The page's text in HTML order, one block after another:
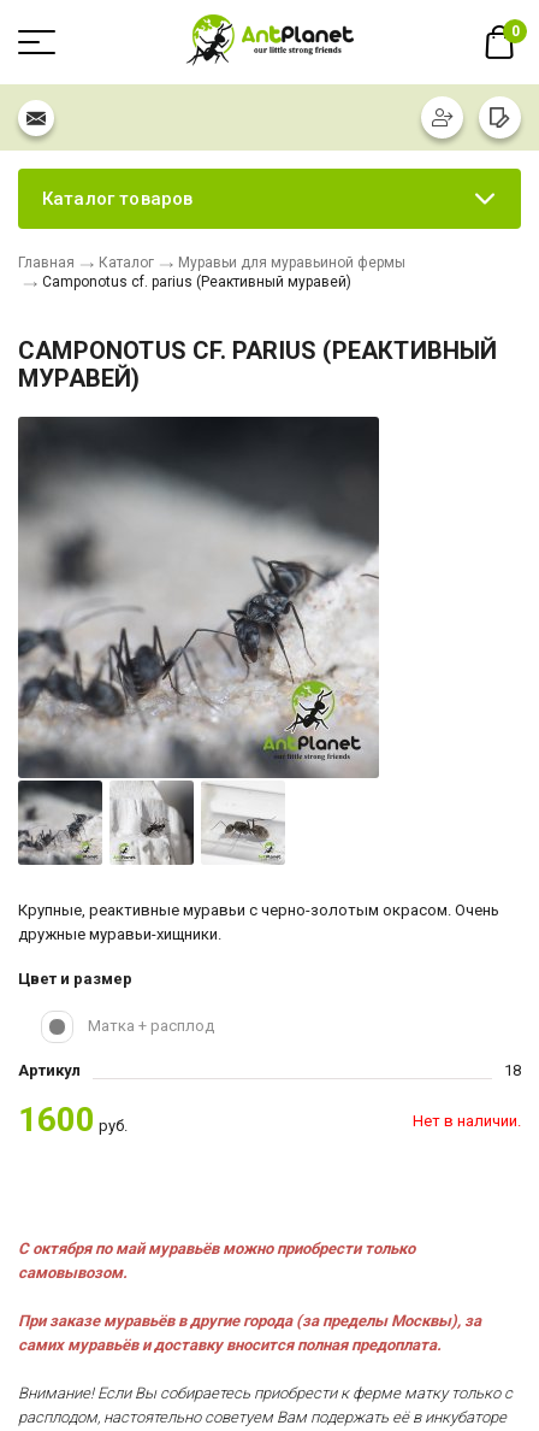
0
Каталог товаров
Главная Каталог
Муравьи для муравьиной фермы
Camponotus cf. parius (Реактивный муравей)
CAMPONOTUS CF. PARIUS (РЕАКТИВНЫЙ
МУРАВЕЙ)
Крупные, реактивные муравьи с черно-золотым окрасом. Очень
дружные муравьи-хищники.
Цвет и размер
Матка + расплод
Артикул 18
1600 руб. Нет в наличии.
С октября по май муравьёв можно приобрести только
самовывозом.
При заказе муравьёв в другие города (за пределы Москвы), за
самих муравьёв и доставку вносится полная предоплата.
Внимание! Если Вы собираетесь приобрести к ферме матку только с
расплодом, настоятельно советуем Вам подержать её в инкубаторе